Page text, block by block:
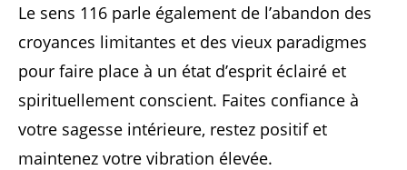
Le sens 116 parle également de l’abandon des
croyances limitantes et des vieux paradigmes
pour faire place à un état d’esprit éclairé et
spirituellement conscient. Faites confiance à
votre sagesse intérieure, restez positif et
maintenez votre vibration élevée.